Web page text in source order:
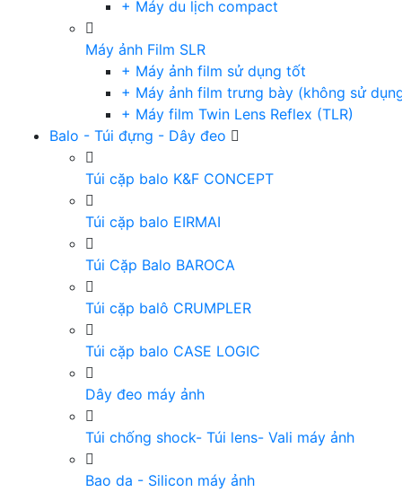
+ Máy du lịch compact
Máy ảnh Film SLR
+ Máy ảnh film sử dụng tốt
+ Máy ảnh film trưng bày (không sử
+ Máy film Twin Lens Reflex (TLR)
Balo - Túi đựng - Dây đeo
Túi cặp balo K&F CONCEPT
Túi cặp balo EIRMAI
Túi Cặp Balo BAROCA
Túi cặp balô CRUMPLER
Túi cặp balo CASE LOGIC
Dây đeo máy ảnh
Túi chống shock- Túi lens- Vali máy ảnh
Bao da - Silicon máy ảnh